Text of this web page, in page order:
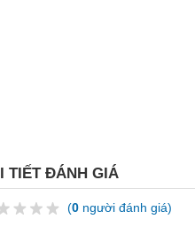
TIẾT ĐÁNH GIÁ
(0 người đánh giá)